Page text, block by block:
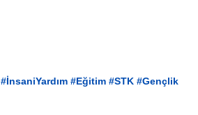
#İnsaniYardım #Eğitim #STK #Gençlik